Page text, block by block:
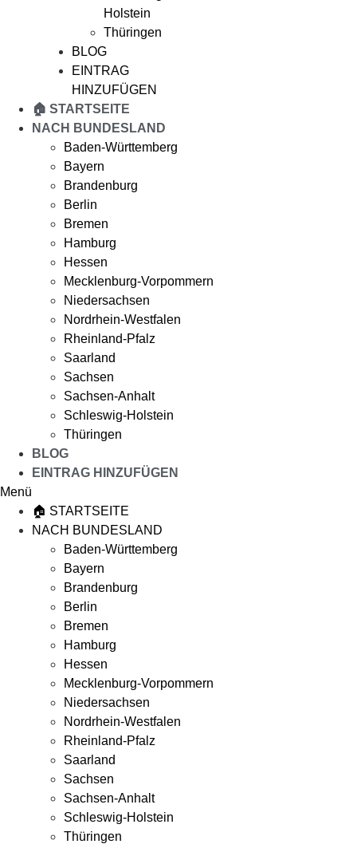
Holstein
Thüringen
BLOG
EINTRAG
HINZUFÜGEN
🏠 STARTSEITE
NACH BUNDESLAND
Baden-Württemberg
Bayern
Brandenburg
Berlin
Bremen
Hamburg
Hessen
Mecklenburg-Vorpommern
Niedersachsen
Nordrhein-Westfalen
Rheinland-Pfalz
Saarland
Sachsen
Sachsen-Anhalt
Schleswig-Holstein
Thüringen
BLOG
EINTRAG HINZUFÜGEN
Menü
🏠 STARTSEITE
NACH BUNDESLAND
Baden-Württemberg
Bayern
Brandenburg
Berlin
Bremen
Hamburg
Hessen
Mecklenburg-Vorpommern
Niedersachsen
Nordrhein-Westfalen
Rheinland-Pfalz
Saarland
Sachsen
Sachsen-Anhalt
Schleswig-Holstein
Thüringen